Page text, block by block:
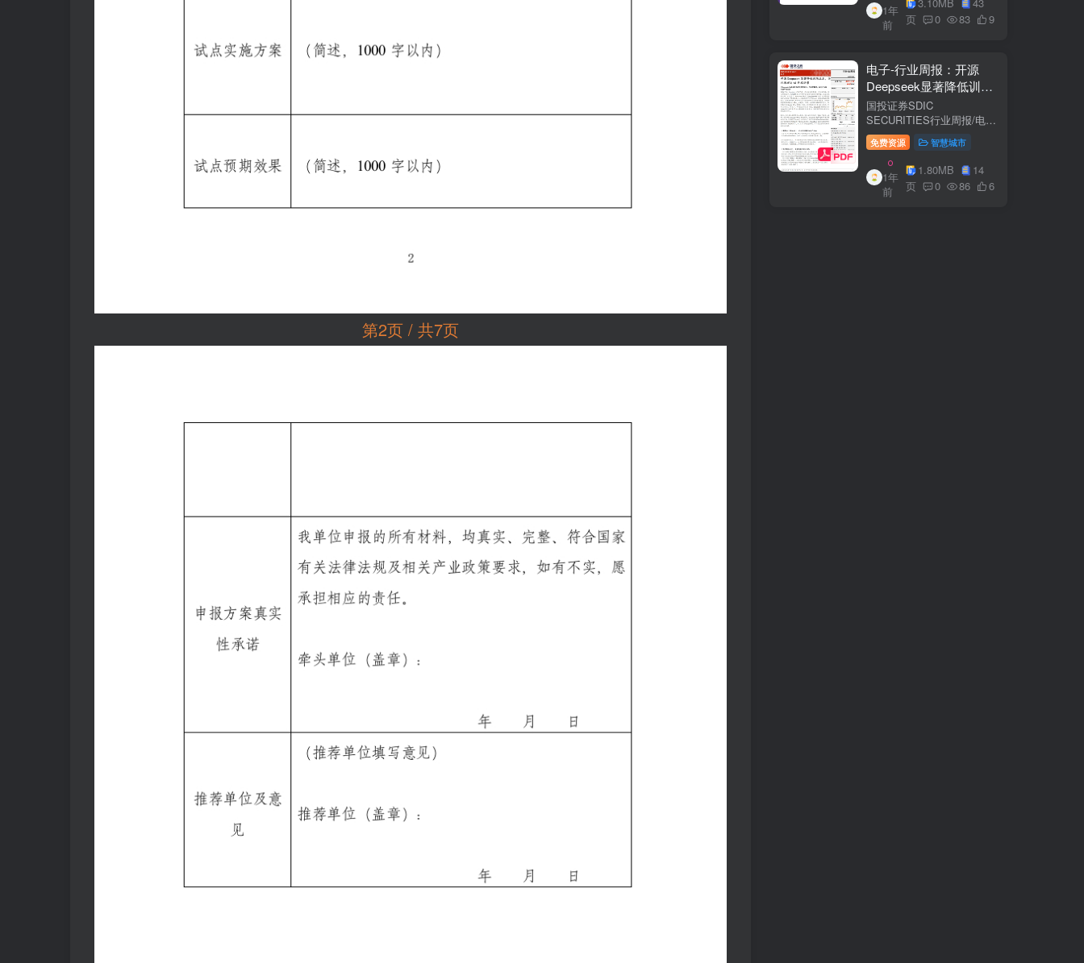
第2页 / 共7页
望.…82.1、周涨幅排行…
2.2、行业重点公司估值水平
1年
前
页
0 83 9
电子-行业周报：开源
Deepseek显著降低训练
成本，关注推理与AI终端
进展
国投证券SDIC
SECURITIES行业周报/电于
目内容目录1.本周新闻一
览.42.行业数据跟踪.…62.1.
半导体：半导体行业：两大
收购事件来袭...62.2.SiC:8家
碳化硅相关企业完成融
免费资源 智慧城市
1年
前
1.80MB
14
页
0 86 6